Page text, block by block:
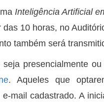
Inteligência Artificial
das 10 horas, no
também será
seja presencialmente
. Aqueles que
mail cadastrado. A